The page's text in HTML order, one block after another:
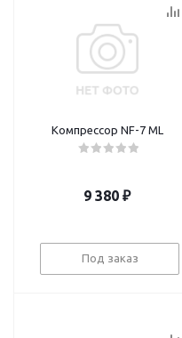
Компрессор NF-7 ML
9 380 ₽
Под заказ